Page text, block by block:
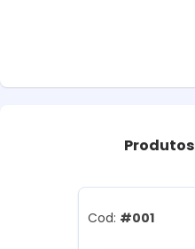
Produtos
Cod: #001